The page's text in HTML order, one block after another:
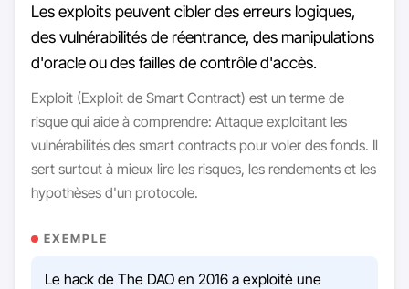
Les exploits peuvent cibler des erreurs logiques,
des vulnérabilités de réentrance, des manipulations
d'oracle ou des failles de contrôle d'accès.
Exploit (Exploit de Smart Contract) est un terme de
risque qui aide à comprendre: Attaque exploitant les
vulnérabilités des smart contracts pour voler des fonds. Il
sert surtout à mieux lire les risques, les rendements et les
hypothèses d'un protocole.
EXEMPLE
Le hack de The DAO en 2016 a exploité une